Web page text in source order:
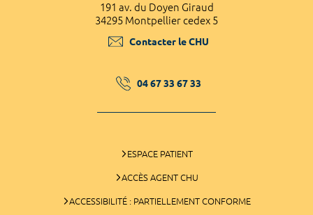
191 av. du Doyen Giraud
34295 Montpellier cedex 5
Contacter le CHU
04 67 33 67 33
ESPACE PATIENT
ACCÈS AGENT CHU
ACCESSIBILITÉ : PARTIELLEMENT CONFORME